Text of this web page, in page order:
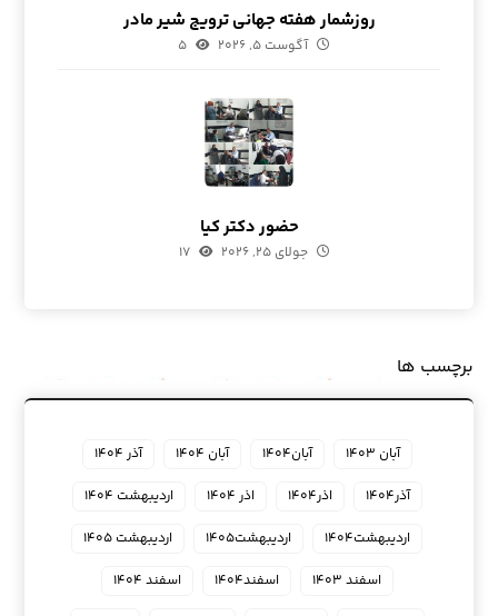
روزشمار هفته جهانی ترویج شیر مادر
آگوست ۵, ۲۰۲۶ ۵
حضور دکتر کیا
جولای ۲۵, ۲۰۲۶ ۱۷
برچسب ها
آبان ۱۴۰۳ آبان۱۴۰۴ آبان ۱۴۰۴
آذر ۱۴۰۴
آذر۱۴۰۴
اذر۱۴۰۴ اذر ۱۴۰۴
اردیبهشت ۱۴۰۴
اردیبهشت۱۴۰۴
اردیبهشت۱۴۰۵
اردیبهشت ۱۴۰۵
اسفند ۱۴۰۳
اسفند۱۴۰۴
اسفند ۱۴۰۴